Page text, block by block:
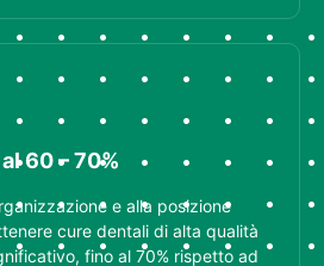
60 – 70%
e alla posizione
cure dentali di alta qualità
fino al 70% rispetto ad